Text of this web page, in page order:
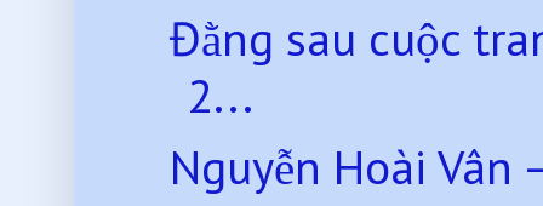
Đằng sau cuộc
2...
Nguyễn Hoài Vân